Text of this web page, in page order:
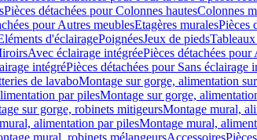
Pièces détachées pour Colonnes hautesColonnes
pour Autres meublesEtagères muralesPièces
d'éclairagePoignéesJeux de pieds
Avec éclairage intégréePièces détachées
intégréPièces détachées pour Sans éclairage
de lavaboMontage sur gorge, alimentation
par pilesMontage sur gorge,
sur gorge, robinets mitigeursMontage mural,
alimentation par pilesMontage mural,
mural, robinets mélangeursAccessoires